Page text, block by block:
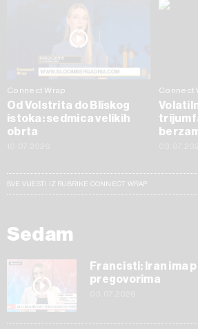
Connect Wrap
Od Volstrita do Bliskog
istoka: sedmica velikih
obrta
Connect
SVE VIJESTI IZ RUBRIKE CONNECT WRAP
Sedam
Francisti: Iran ima
pregovorima